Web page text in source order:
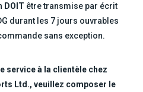
DOIT être transmise par écrit
durant les 7 jours ouvrables
sans exception.
service à la clientèle chez
Ltd., veuillez composer le